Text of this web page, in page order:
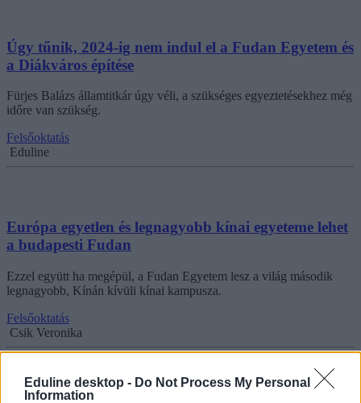
Eduline desktop - Do Not Process My Personal
Information
Úgy tűnik, 2024-ig nem indul el a Fudan Egyetem és
a Diákváros építése
Fürjes Balázs államtitkár úgy véli, a szükséges egyeztetésekhez még
időre van szükség.
Felsőoktatás
Eduline
Európa egyetlen és legnagyobb kínai egyeteme lehet
a budapesti Fudan
Ezzel együtt ha megépül, a Fudan Egyetem lesz a világ második
legnagyobb, Kínán kívüli kínai kampusza.
Felsőoktatás
Csik Veronika